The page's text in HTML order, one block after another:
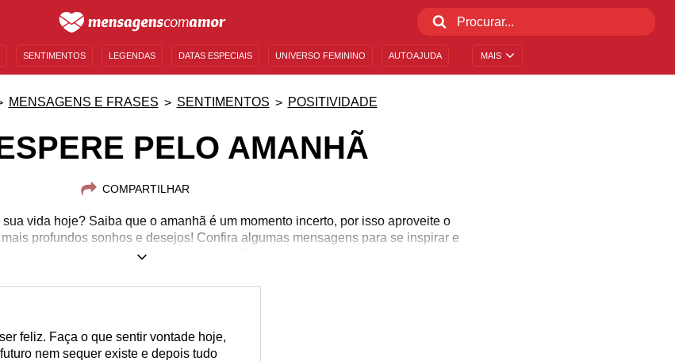
MAIS
SENTIMENTOS LEGENDAS DATAS ESPECIAIS UNIVERSO FEMININO AUTOAJUDA
MENSAGENS E FRASES SENTIMENTOS POSITIVIDADE
PELO AMANHÃ
COMPARTILHAR
vida hoje? Saiba que o amanhã é um momento incerto, por isso aproveite o
profundos sonhos e desejos! Confira algumas mensagens para se inspirar e
encontre a motivação ideal para você!
feliz. Faça o que sentir vontade hoje,
nem sequer existe e depois tudo